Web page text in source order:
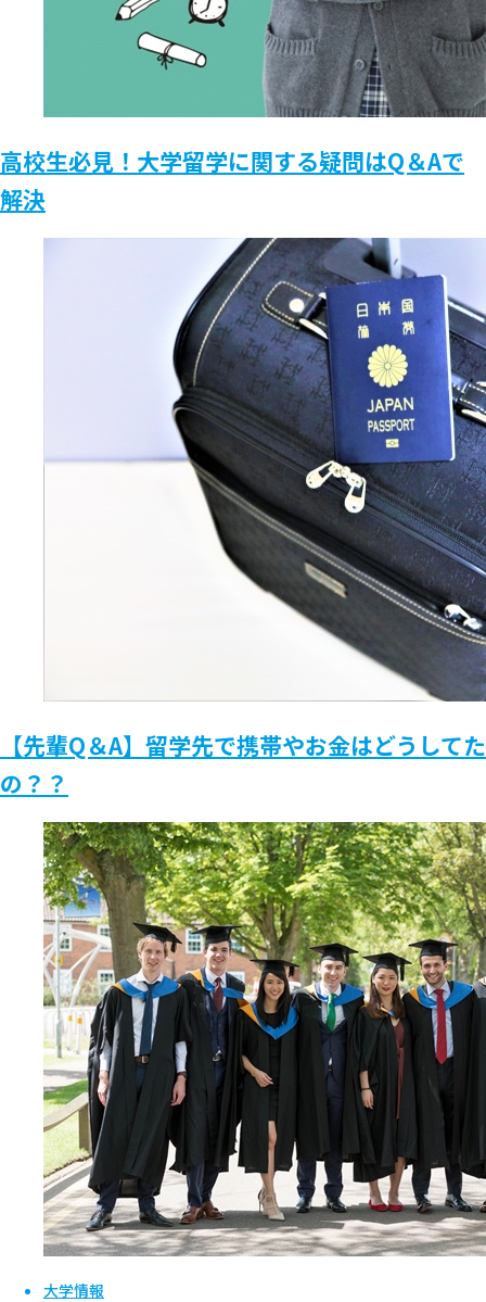
高校生必見！大学留学に関する疑問はQ＆Aで
解決
【先輩Q＆A】留学先で携帯やお金はどうしてた
の？？
大学情報